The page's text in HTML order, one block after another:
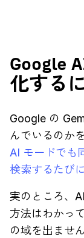
Google
化する
Google の
んでいるのか
AI モードでも
検索するたび
実のところ、
方法はわかっ
の域を出ません